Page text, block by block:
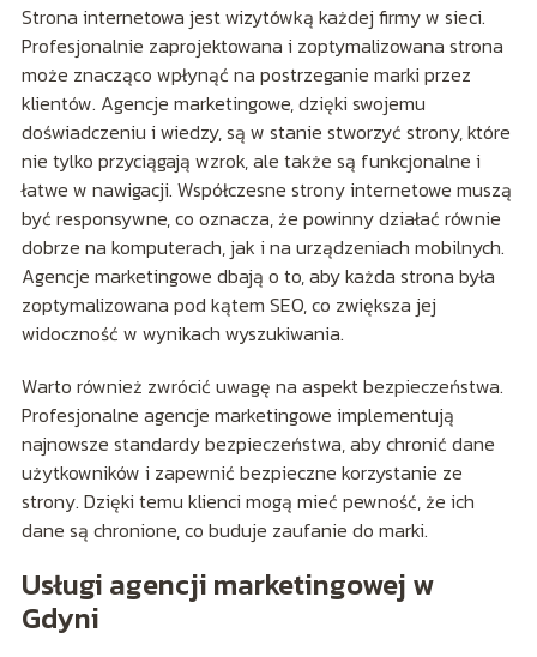
Strona internetowa jest wizytówką każdej firmy w sieci.
Profesjonalnie zaprojektowana i zoptymalizowana strona
może znacząco wpłynąć na postrzeganie marki przez
klientów. Agencje marketingowe, dzięki swojemu
doświadczeniu i wiedzy, są w stanie stworzyć strony, które
nie tylko przyciągają wzrok, ale także są funkcjonalne i
łatwe w nawigacji. Współczesne strony internetowe muszą
być responsywne, co oznacza, że powinny działać równie
dobrze na komputerach, jak i na urządzeniach mobilnych.
Agencje marketingowe dbają o to, aby każda strona była
zoptymalizowana pod kątem SEO, co zwiększa jej
widoczność w wynikach wyszukiwania.
Warto również zwrócić uwagę na aspekt bezpieczeństwa.
Profesjonalne agencje marketingowe implementują
najnowsze standardy bezpieczeństwa, aby chronić dane
użytkowników i zapewnić bezpieczne korzystanie ze
strony. Dzięki temu klienci mogą mieć pewność, że ich
dane są chronione, co buduje zaufanie do marki.
Usługi agencji marketingowej w
Gdyni